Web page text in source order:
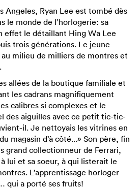
Angeles, Ryan Lee est tombé dès
le monde de l’horlogerie: sa
effet le détaillant Hing Wa Lee
trois générations. Le jeune
milieu de milliers de montres et
allées de la boutique familiale et
les cadrans magnifiquement
calibres si complexes et le
des aiguilles avec ce petit tic-tic-
il. Je nettoyais les vitrines en
magasin d’à côté...» Son père, fin
grand collectionneur de Ferrari,
lui et sa soeur, à qui listerait le
L’apprentissage horloger
qui a porté ses fruits!